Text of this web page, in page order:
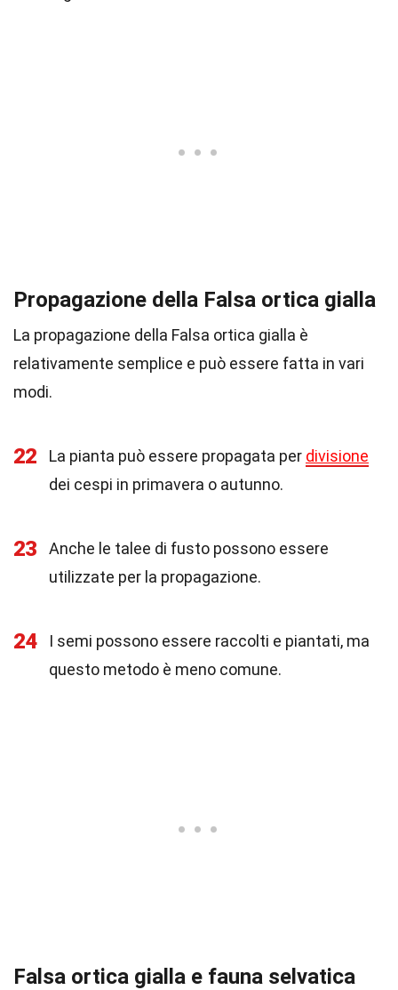
Propagazione della Falsa ortica gialla
La propagazione della Falsa ortica gialla è
relativamente semplice e può essere fatta in vari
modi.
22 La pianta può essere propagata per divisione
dei cespi in primavera o autunno.
23
Anche le talee di fusto possono essere
utilizzate per la propagazione.
24
I semi possono essere raccolti e piantati, ma
questo metodo è meno comune.
Falsa ortica gialla e fauna selvatica